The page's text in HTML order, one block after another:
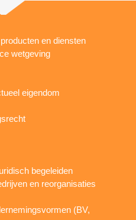
en diensten
wetgeving
eigendom
begeleiden
en reorganisaties
(BV,